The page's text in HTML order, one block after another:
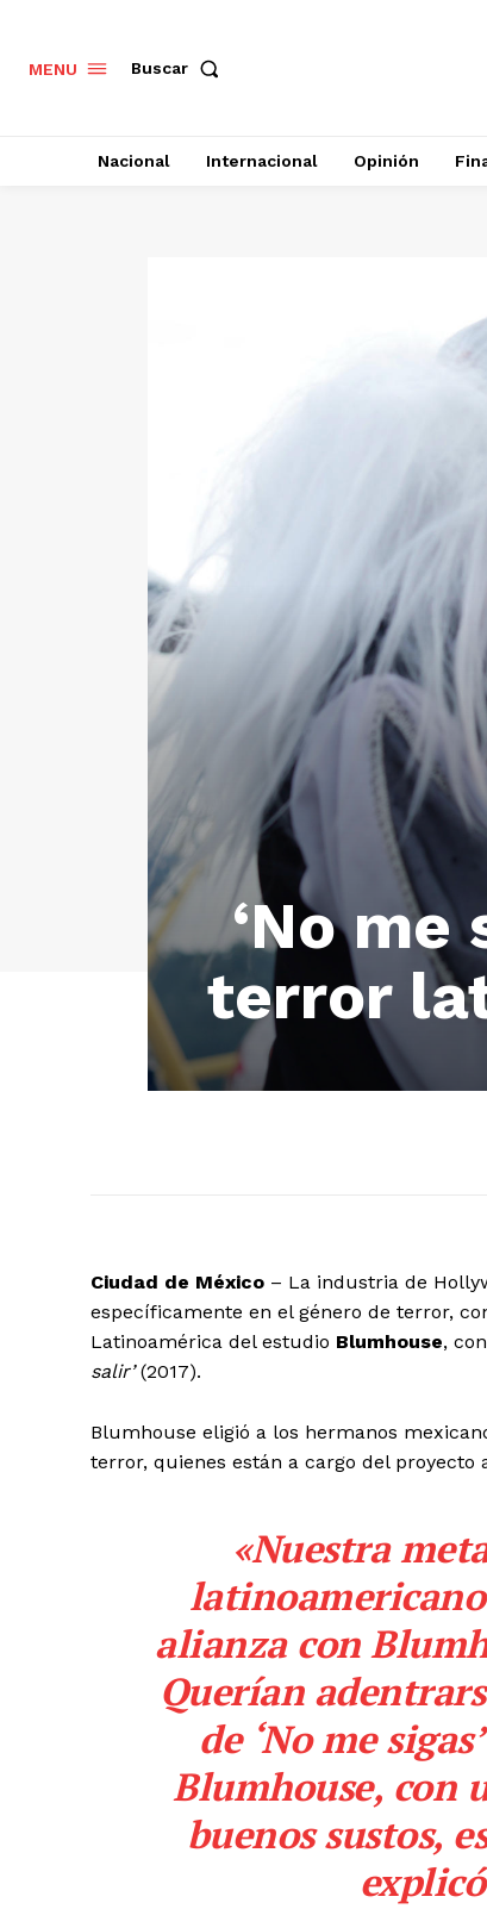
El
MENU Buscar
Nacional Internacional Opinión
‘No
terror
Ciudad de México – La industria de
específicamente en el género de terror,
Latinoamérica del estudio Blumhouse,
salir’(2017).
Blumhouse eligió a los hermanos
terror, quienes están a cargo del proyecto
«Nuestra
alianza con
Querían
de ‘No me
Blumhouse, con
buenos sustos,